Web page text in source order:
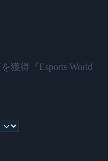
獲得『Esports World